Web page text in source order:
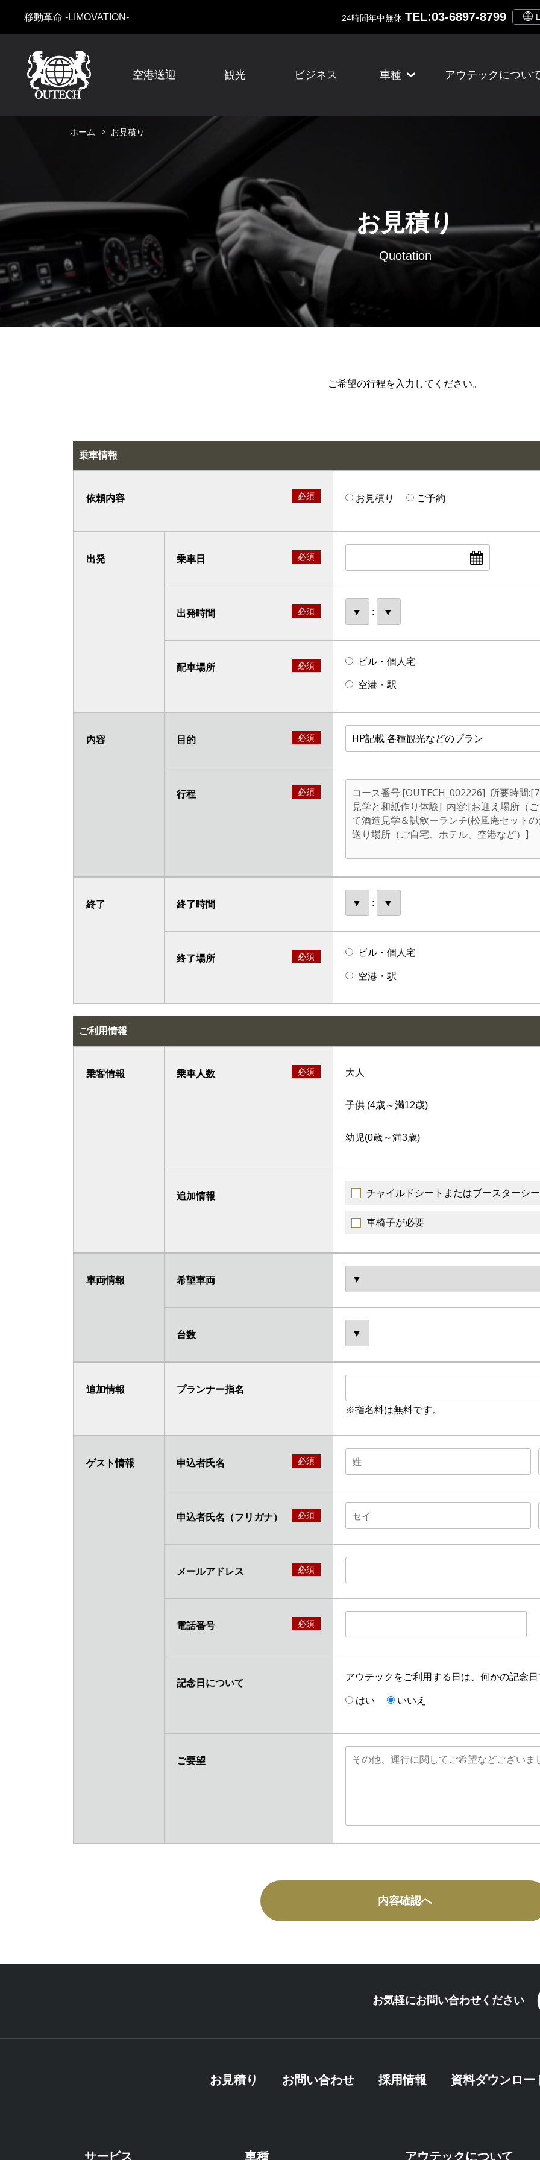
移動革命 -LIMOVATION- 24時間年中無休 TEL:03-6897-8799
空港送迎 観光 ビジネス 車種 アウテックについ
ホーム お見積り
お見積り
Quotation
ご希望の行程を入力してください。
乗車情報
依頼内容 必須 お見積り ご予約
出発 乗車日 必須
出発時間 必須 :
配車場所 必須 ビル・個人宅
空港・駅
内容 目的 必須
行程 必須
終了 終了時間 :
終了場所 必須 ビル・個人宅
空港・駅
ご利用情報
乗客情報 乗車人数 必須 大人
子供 (4歳～満12歳)
幼児(0歳～満3歳)
追加情報 チャイルドシートまたはブースターシ
車椅子が必要
車両情報 希望車両
台数
追加情報
プランナー指名
※指名料は無料です。
ゲスト情報 申込者氏名 必須
申込者氏名（フリガナ） 必須
メールアドレス 必須
電話番号 必須
記念日について
アウテックをご利用する日は、何かの記念
はい いいえ
ご要望
お気軽にお問い合わせください
お見積り お問い合わせ 採用情報 資料ダウンロー
サービス 車種 アウテックについて